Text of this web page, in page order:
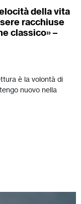
della vita
racchiuse
classico» –
è la volontà di
nuovo nella